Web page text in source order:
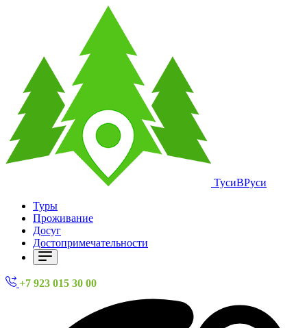
ТусиВРуси
Туры
Проживание
Досуг
Достопримечательности
+7 923 015 30 00